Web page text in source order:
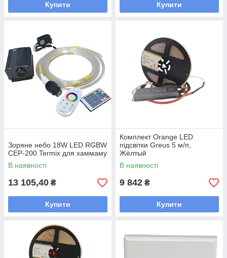
Купити Купити
Зоряне небо 18W LED RGBW
CEP-200 Termix для хаммаму
В наявності
13 105,40 ₴
Купити
Комплект Orange LED
підсвітки Greus 5 м/п,
Жёлтый
В наявності
9 842 ₴
Купити